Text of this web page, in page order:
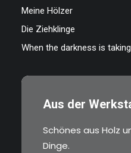
Meine Hölzer
Die Ziehklinge
When the darkness is
Aus der
Schönes aus Holz
Dinge.